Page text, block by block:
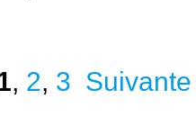
, 2, 3 Suivante